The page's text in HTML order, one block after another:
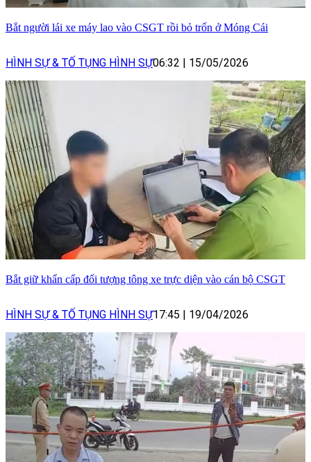
Bắt người lái xe máy lao vào CSGT rồi bỏ trốn ở Móng Cái
HÌNH SỰ & TỐ TỤNG HÌNH SỰ06:32 | 15/05/2026
Bắt giữ khẩn cấp đối tượng tông xe trực diện vào cán bộ CSGT
HÌNH SỰ & TỐ TỤNG HÌNH SỰ17:45 | 19/04/2026